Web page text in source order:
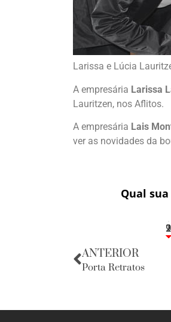
Larissa e Lúcia
A empresária Larissa
Lauritzen, nos Aflitos.
A empresária Lais
ver as novidades da
Qual
2
1
2
9
ANTERIOR
Porta Retratos